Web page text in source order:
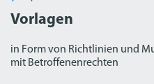
Vorlagen
in Form von Richtlinien und
mit Betroffenenrechten